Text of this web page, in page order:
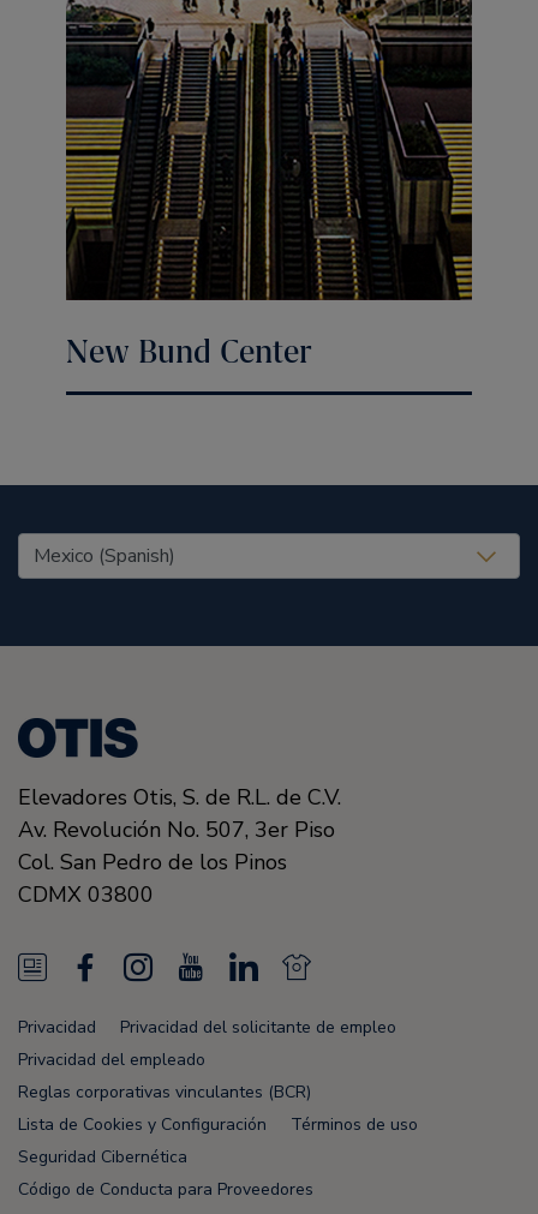
New Bund Center
United States (EN)
Elevadores Otis, S. de R.L. de C.V.
Av. Revolución No. 507, 3er Piso
Col. San Pedro de los Pinos
CDMX 03800
N
e
w
s
F
e
c
e
b
o
I
n
s
t
a
g
o
T
u
b
L
k
e
d
N
e
F
e
Privacidad
Privacidad del solicitante de empleo
Privacidad del empleado
Reglas corporativas vinculantes (BCR)
Lista de Cookies y Configuración
Términos de uso
Seguridad Cibernética
Código de Conducta para Proveedores